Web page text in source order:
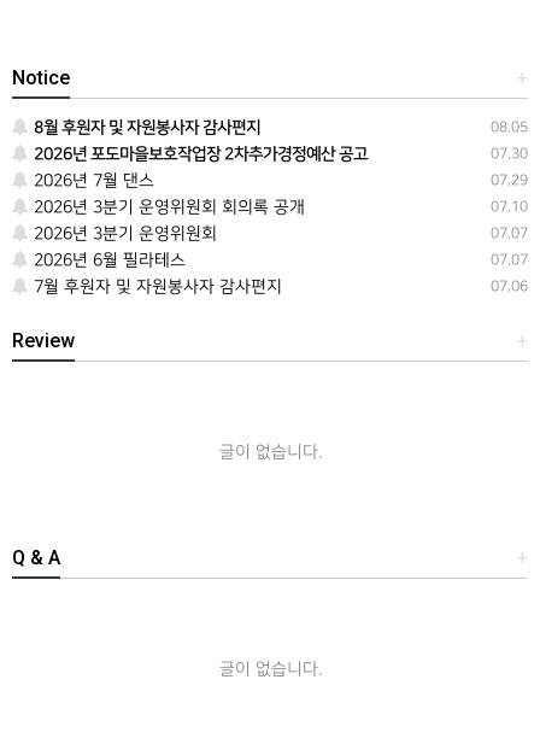
+
Notice
08.05
8월 후원자 및 자원봉사자 감사편지
07.30
2026년 포도마을보호작업장 2차추가경정예산 공고
07.29
2026년 7월 댄스
07.10
2026년 3분기 운영위원회 회의록 공개
07.07
2026년 3분기 운영위원회
07.07
2026년 6월 필라테스
07.06
7월 후원자 및 자원봉사자 감사편지
+
Review
글이 없습니다.
+
Q & A
글이 없습니다.